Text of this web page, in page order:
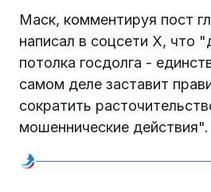
Маск, комментируя пост
написал в соцсети Х, что
потолка госдолга -
самом деле заставит
сократить
мошеннические действия".